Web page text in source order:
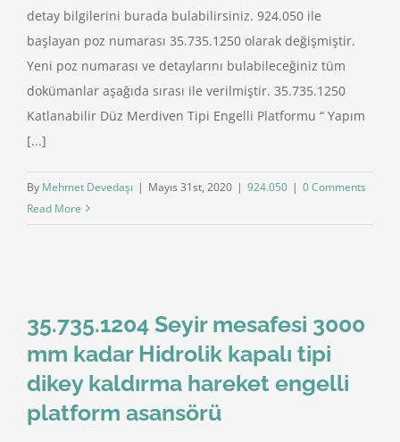
detay bilgilerini burada bulabilirsiniz. 924.050 ile
başlayan poz numarası 35.735.1250 olarak değişmiştir.
Yeni poz numarası ve detaylarını bulabileceğiniz tüm
dokümanlar aşağıda sırası ile verilmiştir. 35.735.1250
Katlanabilir Düz Merdiven Tipi Engelli Platformu “ Yapım
[...]
By Mehmet Devedaşı | Mayıs 31st, 2020 | 924.050 | 0 Comments
Read More
35.735.1204 Seyir mesafesi 3000
mm kadar Hidrolik kapalı tipi
dikey kaldırma hareket engelli
platform asansörü